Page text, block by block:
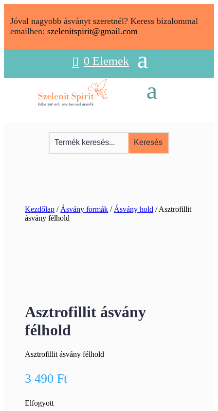
Jóval nagyobb ásványt szeretnél? Keress bizalommal
emailben: szelenitspirit@gmail.com
0 Elemek
Kezdőlap / Ásvány formák / Ásvány hold / Asztrofillit
ásvány félhold
Asztrofillit ásvány
félhold
Asztrofillit ásvány félhold
3 490Ft
Elfogyott